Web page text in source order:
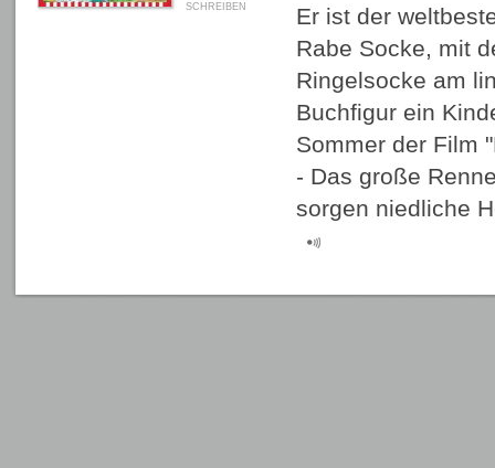
SCHREIBEN
Er ist der
Rabe Socke, mit
Ringelsocke am
Buchfigur ein
Sommer der Film
- Das große
sorgen niedliche